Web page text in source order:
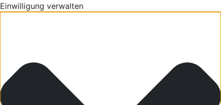
Einwilligung verwalten